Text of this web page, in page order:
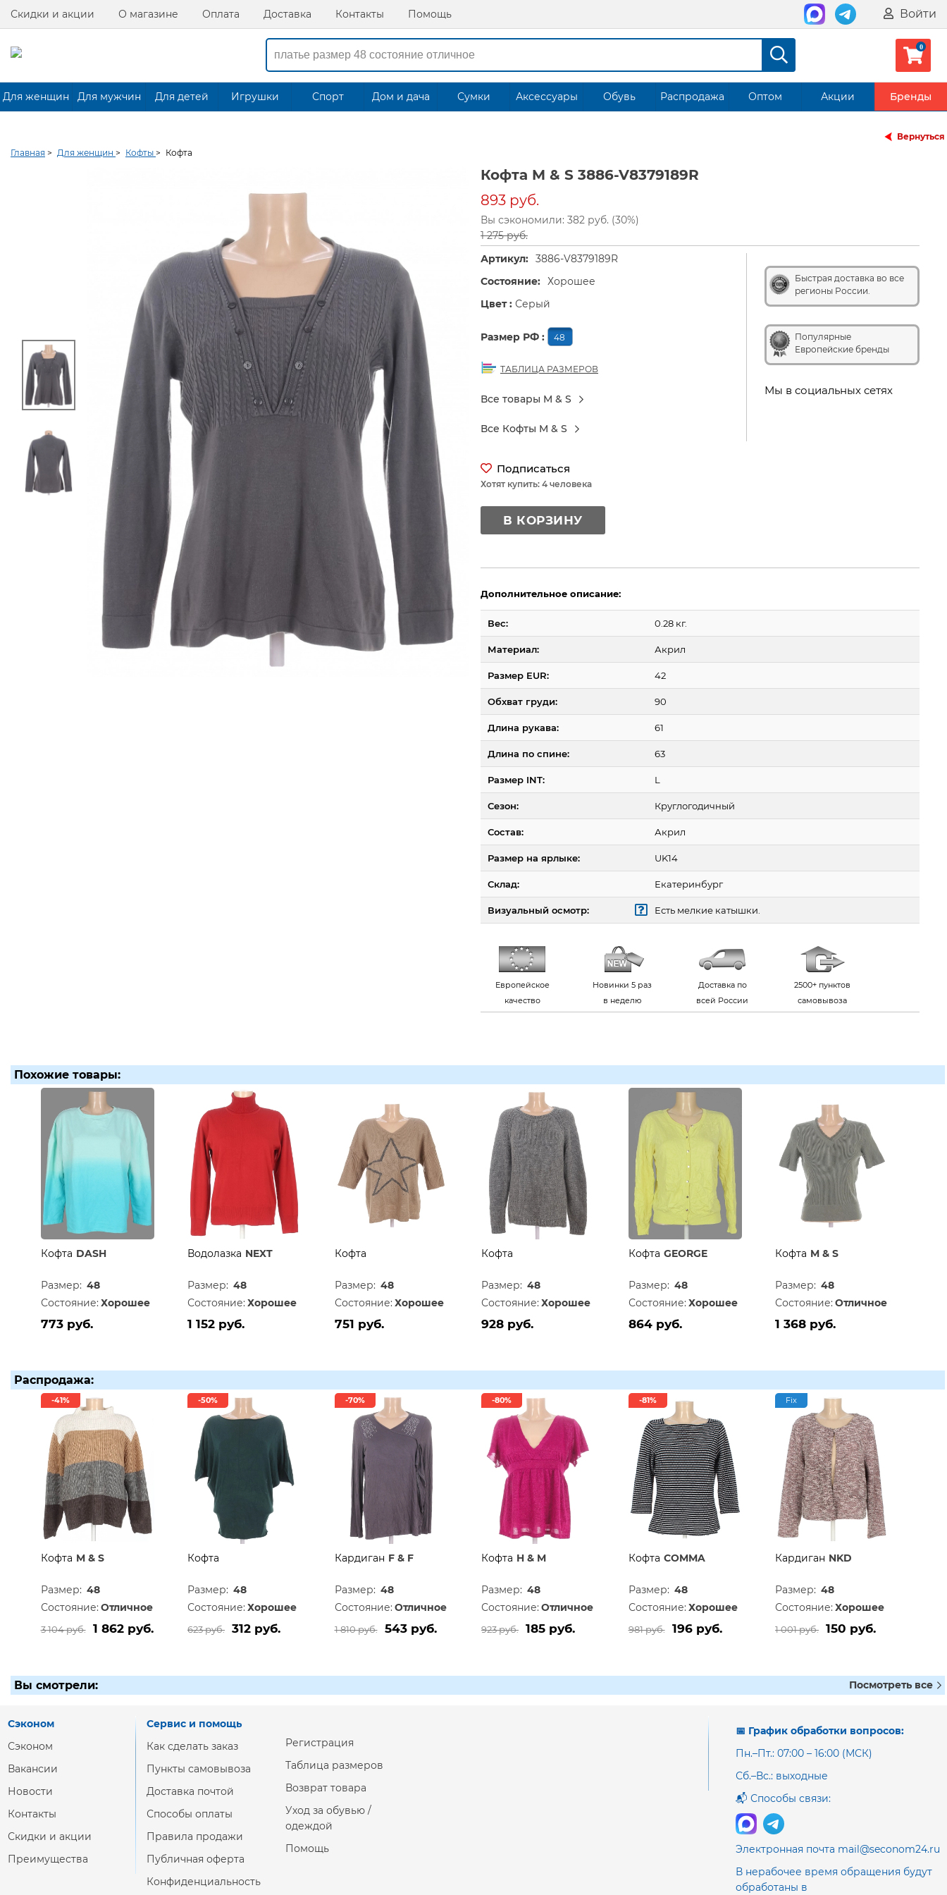
Скидки и акции О магазине Оплата Доставка Контакты Помощь Войти
Для женщин Для мужчин Для детей Игрушки Спорт Дом и дача Сумки Аксессуары Обувь Распродажа Оптом Акции Бренды
Вернуться
Главная > Для женщин > Кофты > Кофта
Кофта M & S 3886-V8379189R
893 руб.
Вы сэкономили: 382 руб. (30%)
1 275 руб.
Быстрая доставка во все
регионы России.
Популярные
Европейские бренды
Мы в социальных сетях
Артикул: 3886-V8379189R
Состояние: Хорошее
Цвет : Серый
Размер РФ : 48
ТАБЛИЦА РАЗМЕРОВ
Все товары M & S
Все Кофты M & S
Подписаться
Хотят купить: 4 человека
В КОРЗИНУ
Дополнительное описание:
Вес: 0.28 кг.
Материал: Акрил
Размер EUR: 42
Обхват груди: 90
Длина рукава: 61
Длина по спине: 63
Размер INT: L
Сезон: Круглогодичный
Состав: Акрил
Размер на ярлыке: UK14
Склад: Екатеринбург
Визуальный осмотр: Есть мелкие катышки.
Европейское
качество
Новинки 5 раз
в неделю
Доставка по
всей России
2500+ пунктов
самовывоза
Похожие товары:
Кофта DASH
Размер: 48
Состояние: Хорошее
773 руб.
Водолазка NEXT
Размер: 48
Состояние: Хорошее
1 152 руб.
Кофта
Размер: 48
Состояние: Хорошее
751 руб.
Кофта
Размер: 48
Состояние: Хорошее
928 руб.
Кофта GEORGE
Размер: 48
Состояние: Хорошее
864 руб.
Кофта M & S
Размер: 48
Состояние: Отличное
1 368 руб.
Распродажа:
-41%
Кофта M & S
Размер: 48
Состояние: Отличное
3 104 руб. 1 862 руб.
-50%
Кофта
Размер: 48
Состояние: Хорошее
623 руб. 312 руб.
-70%
Кардиган F & F
Размер: 48
Состояние: Отличное
1 810 руб. 543 руб.
-80%
Кофта H & M
Размер: 48
Состояние: Отличное
923 руб. 185 руб.
-81%
Кофта COMMA
Размер: 48
Состояние: Хорошее
981 руб. 196 руб.
Fix
Кардиган NKD
Размер: 48
Состояние: Хорошее
1 001 руб. 150 руб.
Вы смотрели: Посмотреть все
📅 График обработки вопросов:
Пн.–Пт.: 07:00 – 16:00 (МСК)
Сб.–Вс.: выходные
📬 Способы связи:
Электронная почта mail@seconom24.ru
В нерабочее время обращения будут
обработаны в
Сэконом
Сэконом
Вакансии
Новости
Контакты
Скидки и акции
Преимущества
Сервис и помощь
Как сделать заказ
Пункты самовывоза
Доставка почтой
Способы оплаты
Правила продажи
Публичная оферта
Конфиденциальность
Регистрация
Таблица размеров
Возврат товара
Уход за обувью /
одеждой
Помощь